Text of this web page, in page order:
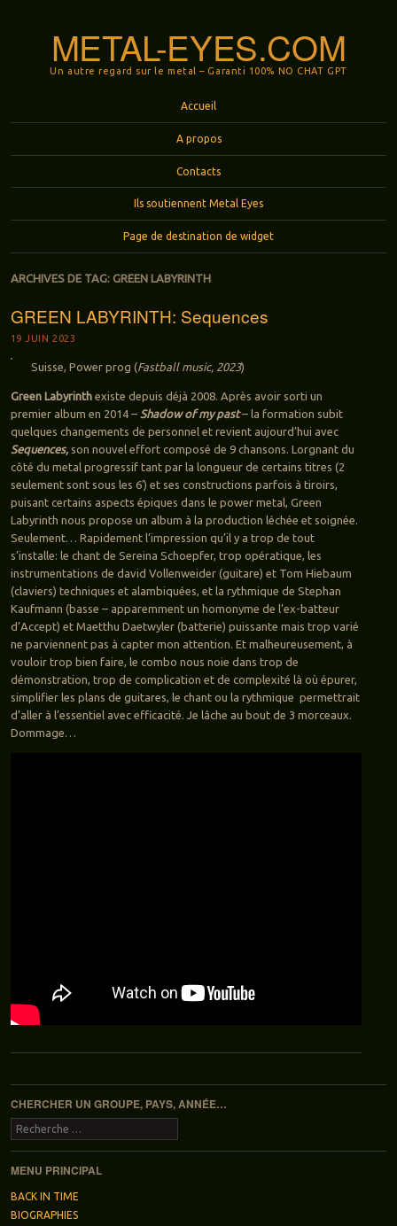
METAL-EYES.COM
Un autre regard sur le metal – Garanti 100% NO CHAT GPT
Accueil
A propos
Contacts
Ils soutiennent Metal Eyes
Page de destination de widget
ARCHIVES DE TAG: GREEN LABYRINTH
GREEN LABYRINTH: Sequences
19 JUIN 2023
Suisse, Power prog (Fastball music, 2023)
Green Labyrinthexiste depuis déjà 2008. Après avoir sorti un
premier album en 2014 – Shadow of my past– la formation subit
quelques changements de personnel et revient aujourd’hui avec
Sequences,son nouvel effort composé de 9 chansons. Lorgnant du
côté du metal progressif tant par la longueur de certains titres (2
seulement sont sous les 6′) et ses constructions parfois à tiroirs,
puisant certains aspects épiques dans le power metal, Green
Labyrinth nous propose un album à la production léchée et soignée.
Seulement… Rapidement l’impression qu’il y a trop de tout
s’installe: le chant de Sereina Schoepfer, trop opératique, les
instrumentations de david Vollenweider (guitare) et Tom Hiebaum
(claviers) techniques et alambiquées, et la rythmique de Stephan
Kaufmann (basse – apparemment un homonyme de l’ex-batteur
d’Accept) et Maetthu Daetwyler (batterie) puissante mais trop varié
ne parviennent pas à capter mon attention. Et malheureusement, à
vouloir trop bien faire, le combo nous noie dans trop de
démonstration, trop de complication et de complexité là où épurer,
simplifier les plans de guitares, le chant ou la rythmique permettrait
d’aller à l’essentiel avec efficacité. Je lâche au bout de 3 morceaux.
Dommage…
Navigation des articles
CHERCHER UN GROUPE, PAYS, ANNÉE…
Recherche
MENU PRINCIPAL
BACK IN TIME
BIOGRAPHIES